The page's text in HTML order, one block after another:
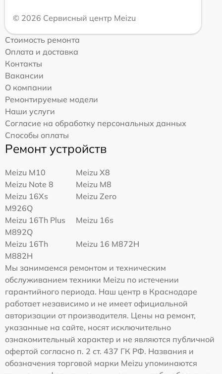
© 2026 Сервисный центр Meizu
Стоимость ремонта
Оплата и доставка
Контакты
Вакансии
О компании
Ремонтируемые модели
Наши услуги
Согласие на обработку персональных данных
Способы оплаты
Ремонт устройств
Meizu M10
Meizu X8
Meizu Note 8
Meizu M8
Meizu 16Xs
M926Q
Meizu Zero
Meizu 16Th Plus
M892Q
Meizu 16s
Meizu 16Th
M882H
Meizu 16 M872H
Мы занимаемся ремонтом и техническим
обслуживанием техники Meizu по истечении
гарантийного периода. Наш центр в Краснодаре
работает независимо и не имеет официальной
авторизации от производителя. Цены на ремонт,
указанные на сайте, носят исключительно
ознакомительный характер и не являются публичной
офертой согласно п. 2 ст. 437 ГК РФ. Названия и
обозначения торговой марки Meizu упоминаются